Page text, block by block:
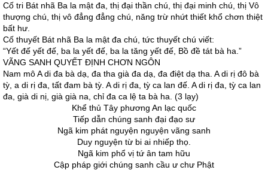
Cố tri Bát nhã Ba la mật đa, thị đại thần chú, thị đại minh chú, thị Vô
thượng chú, thị vô đẳng đẳng chú, năng trừ nhứt thiết khổ chơn thiệt
bất hư.
Cố thuyết Bát nhã Ba la mật đa chú, tức thuyết chú viết:
“Yết đế yết đế, ba la yết đế, ba la tăng yết đế, Bồ đề tát bà ha.”
VÃNG SANH QUYẾT ĐỊNH CHƠN NGÔN
Nam mô A di đa bà dạ, đa tha già đa dạ, đa điệt dạ tha. A di rị đô bà
tỳ, a di rị đa, tất đam bà tỳ. A di rị đa, tỳ ca lan đế. A di rị đa, tỳ ca lan
đa, già di nị, già già na, chỉ đa ca lệ ta bà ha. (3 lạy)
Khể thủ Tây phương An lạc quốc
Tiếp dẫn chúng sanh đại đạo sư
Ngã kim phát nguyện nguyện vãng sanh
Duy nguyện từ bi ai nhiếp thọ.
Ngã kim phổ vị tứ ân tam hữu
Cập pháp giới chúng sanh cầu ư chư Phật